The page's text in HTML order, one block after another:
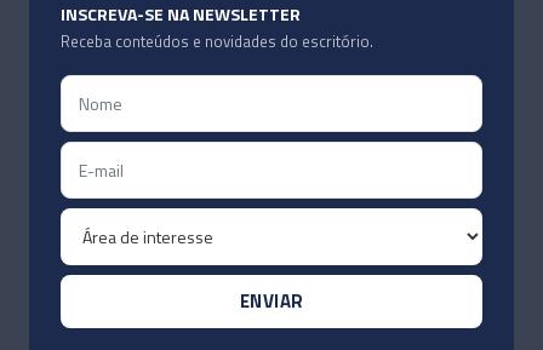
INSCREVA-SE NA NEWSLETTER
Receba conteúdos e novidades do escritório.